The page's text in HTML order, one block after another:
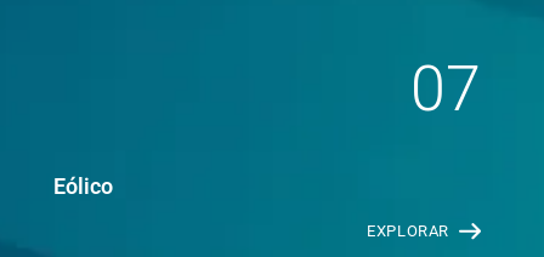
07
Eólico
EXPLORAR